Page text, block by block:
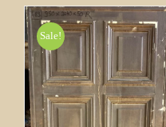
Sale!